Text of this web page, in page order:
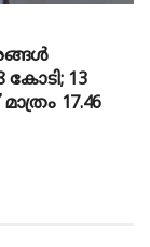
കോടി; 13
17.46